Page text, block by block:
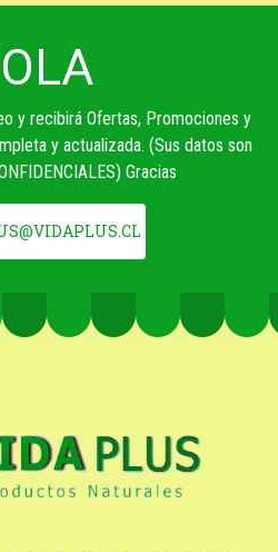
y recibirá Ofertas, Promociones y
y actualizada. (Sus datos son
Gracias